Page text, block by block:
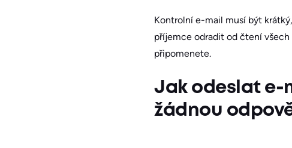
Kontrolní e-mail musí být
příjemce odradit od čtení
připomenete.
Jak odeslat e-
žádnou